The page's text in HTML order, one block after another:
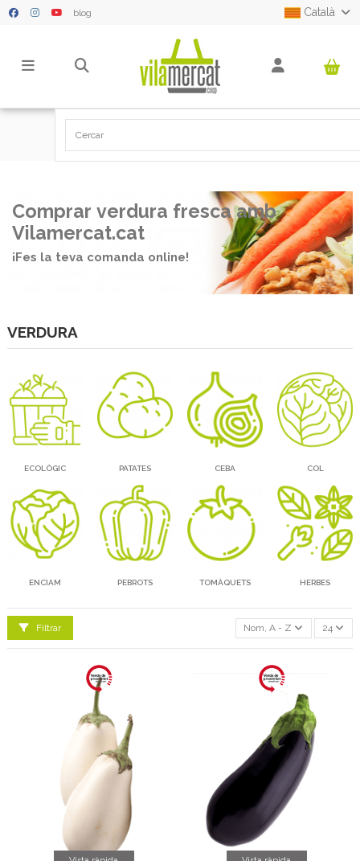
blog Català
Comprar verdura fresca amb
Vilamercat.cat
¡Fes la teva comanda online!
VERDURA
ECOLÒGIC PATATES CEBA COL
ENCIAM PEBROTS TOMÀQUETS HERBES
Filtrar Nom, A - Z 24